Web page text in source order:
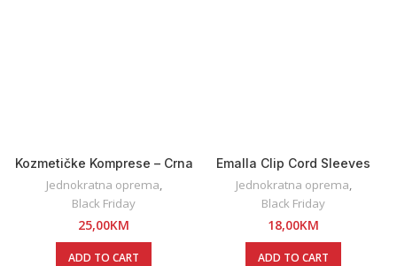
Kozmetičke Komprese – Crna
120 kom
Jednokratna oprema
Black Friday
25,00KM
ADD TO CART
Emalla Clip Cord Sleeves
50x810mm / 125pcs
Jednokratna oprema
Black Friday
18,00KM
ADD TO CART